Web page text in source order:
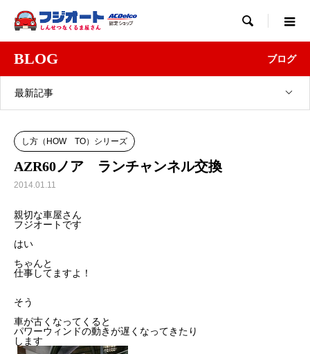

BLOG ブログ
最新記事
し方（HOW TO）シリーズ
AZR60ノア ランチャンネル交換
2014.01.11
親切な車屋さん
フジオートです
はい
ちゃんと
仕事してますよ！
そう
車が古くなってくると
パワーウィンドの動きが遅くなってきたり
します